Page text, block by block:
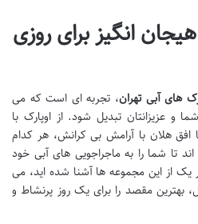
انگیز برای روزی
های آبی تهران، تجربه ای است که می
و عزیزانتان تبدیل شود. از اوپارک با
هلان با آرامش بی کرانش، هر کدام
اند تا شما را به ماجراجویی های آبی خود
یک از این مجموعه ها آشنا شده اید، می
بهترین مقصد را برای یک روز پرنشاط و